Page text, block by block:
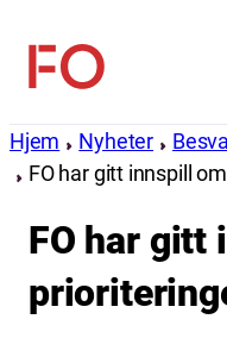
innhold
FO
Hjem Nyheter
FO har gitt innspill
FO har gitt